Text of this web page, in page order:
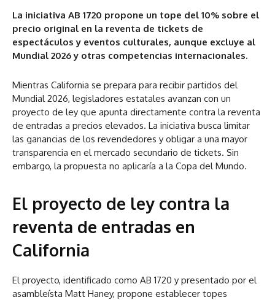
La iniciativa AB 1720 propone un tope del 10% sobre el
precio original en la reventa de tickets de
espectáculos y eventos culturales, aunque excluye al
Mundial 2026 y otras competencias internacionales.
Mientras California se prepara para recibir partidos del
Mundial 2026, legisladores estatales avanzan con un
proyecto de ley que apunta directamente contra la reventa
de entradas a precios elevados. La iniciativa busca limitar
las ganancias de los revendedores y obligar a una mayor
transparencia en el mercado secundario de tickets. Sin
embargo, la propuesta no aplicaría a la Copa del Mundo.
El proyecto de ley contra la
reventa de entradas en
California
El proyecto, identificado como AB 1720 y presentado por el
asambleísta Matt Haney, propone establecer topes